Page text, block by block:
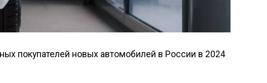
покупателей новых автомобилей в России в 2024